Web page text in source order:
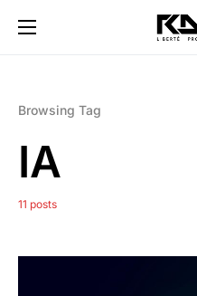
Browsing Tag
IA
11 posts